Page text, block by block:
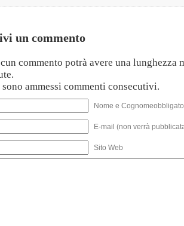
un commento
commento potrà avere una lunghezza
ammessi commenti consecutivi.
Nome e
E-mail (non verrà
Sito Web